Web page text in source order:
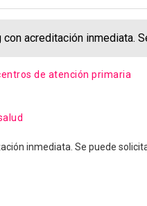
acreditación inmediata.
de atención primaria
inmediata. Se puede